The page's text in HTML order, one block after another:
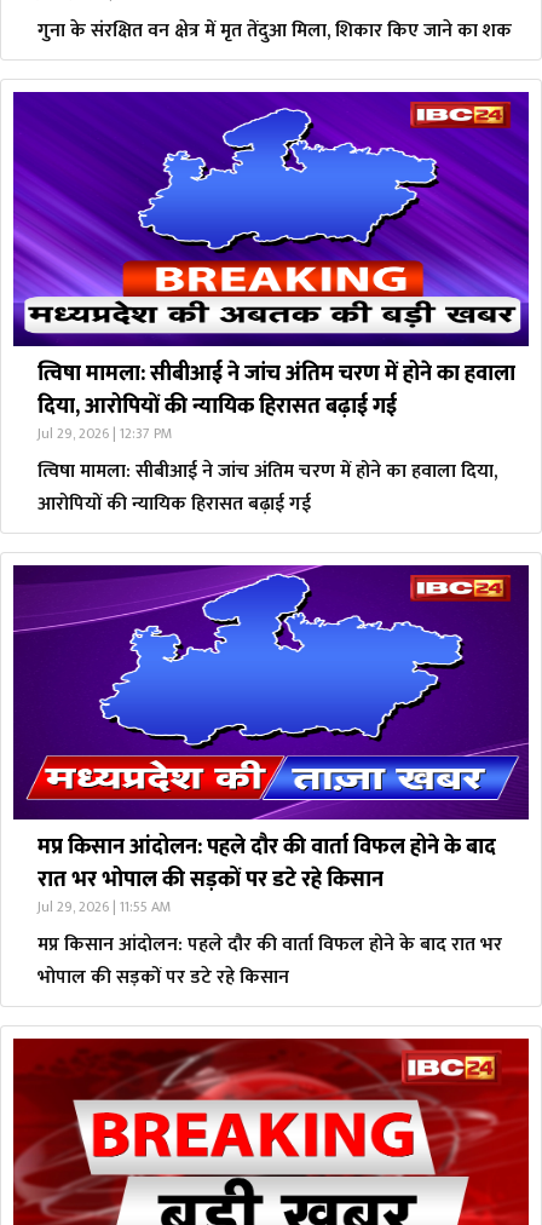
गुना के संरक्षित वन क्षेत्र में मृत तेंदुआ मिला, शिकार किए जाने का शक
त्विषा मामला: सीबीआई ने जांच अंतिम चरण में होने का हवाला
दिया, आरोपियों की न्यायिक हिरासत बढ़ाई गई
Jul 29, 2026 | 12:37 PM
त्विषा मामला: सीबीआई ने जांच अंतिम चरण में होने का हवाला दिया,
आरोपियों की न्यायिक हिरासत बढ़ाई गई
मप्र किसान आंदोलन: पहले दौर की वार्ता विफल होने के बाद
रात भर भोपाल की सड़कों पर डटे रहे किसान
Jul 29, 2026 | 11:55 AM
मप्र किसान आंदोलन: पहले दौर की वार्ता विफल होने के बाद रात भर
भोपाल की सड़कों पर डटे रहे किसान